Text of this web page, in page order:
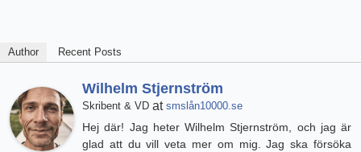
Author Recent Posts
Wilhelm Stjernström
Skribent & VD at smslån10000.se
Hej där! Jag heter Wilhelm Stjernström, och jag är
glad att du vill veta mer om mig. Jag ska försöka